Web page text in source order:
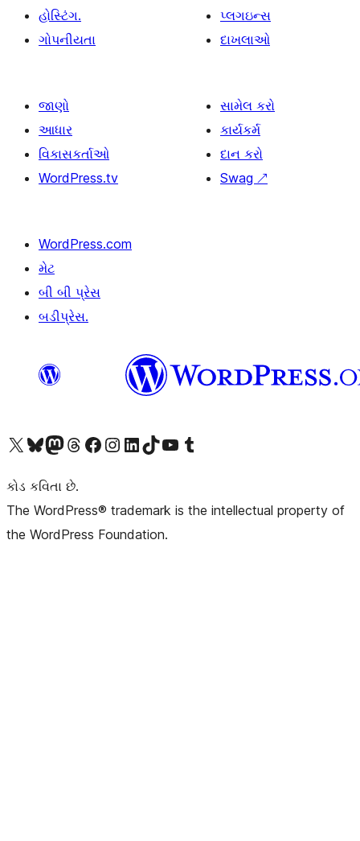
હોસ્ટિંગ.
ગોપનીયતા
પ્લગઇન્સ
દાખલાઓ
જાણો
આધાર
વિકાસકર્તાઓ
WordPress.tv
સામેલ કરો
કાર્યકર્મ
દાન કરો
Swag ↗
WordPress.com
મેટ
બી બી પ્રેસ
બડીપ્રેસ.
અમારા X (અગાઉ ટ્વિટર) એકાઉન્ટની મુલાકાત લોઅમારા Bluesky એકાઉન્ટની મુલાકાત લોઅમારા માસ્ટોડોન એકાઉન્ટની મુલાકાત લોઅમારા Threads એકાઉન્ટની મુલાકાત લો અમારા ફેસબુક પેજની મુલાકાત લોઅમારા ઇન્સ્ટાગ્રામ એકાઉન્ટની મુલાકાત લો અમારા LinkedIn એકાઉન્ટની મુલાકાત લોઅમારા TikTok એકાઉન્ટની મુલાકાત લોઅમારી YouTube ચેનલની મુલાકાત લો અમારા Tumblr એકાઉન્ટની મુલાકાત લો
કોડ કવિતા છે.
The WordPress® trademark is the intellectual property of
the WordPress Foundation.